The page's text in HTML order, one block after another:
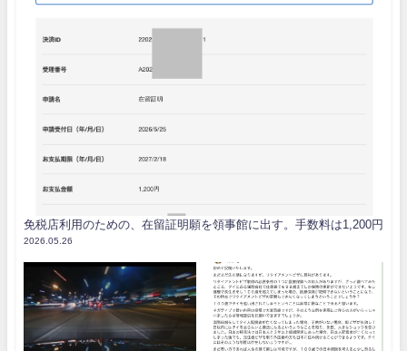
免税店利用のための、在留証明願を領事館に出す。手数料は1,200円
2026.05.26